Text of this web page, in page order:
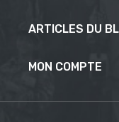
ARTICLES DU
MON COMPTE